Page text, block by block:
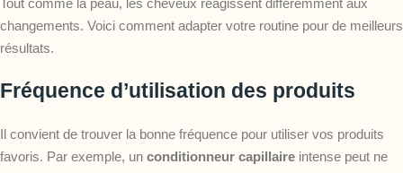
changements. Voici comment adapter votre routine pour de meilleurs
résultats.
Fréquence d’utilisation des produits
Il convient de trouver la bonne fréquence pour utiliser vos produits
favoris. Par exemple, un conditionneur capillaire intense peut ne